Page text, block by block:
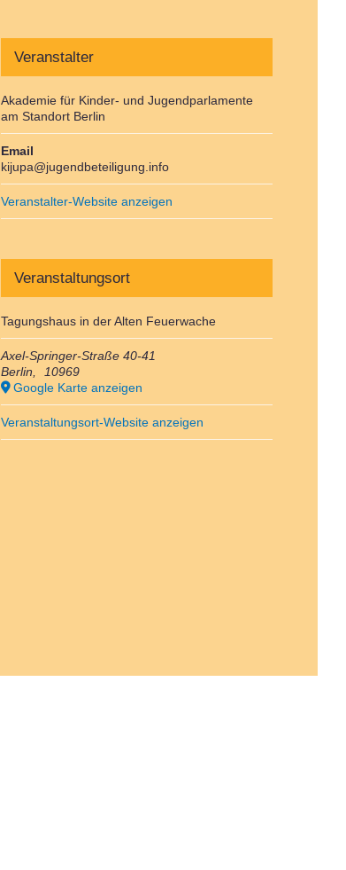
Veranstalter
Akademie für Kinder- und Jugendparlamente
am Standort Berlin
Email
kijupa@jugendbeteiligung.info
Veranstalter-Website anzeigen
Veranstaltungsort
Tagungshaus in der Alten Feuerwache
Axel-Springer-Straße 40-41
Berlin
10969
Google Karte anzeigen
Veranstaltungsort-Website anzeigen